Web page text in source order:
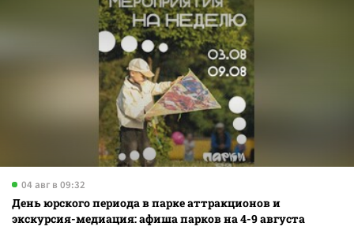
04 авг в 09:32
День юрского периода в парке аттракционов и
экскурсия-медиация: афиша парков на 4-9 августа